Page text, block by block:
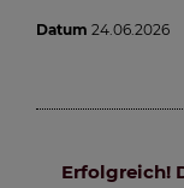
Datum 24.06.2026
Erfolgreich!